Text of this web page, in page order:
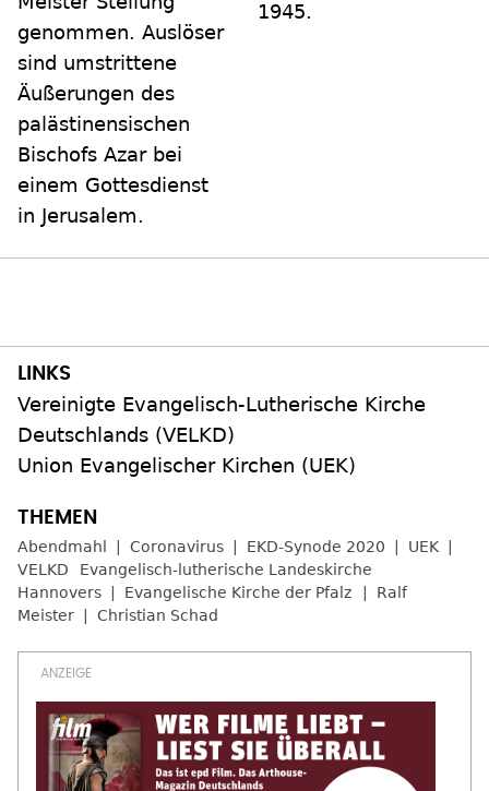
genommen. Auslöser
sind umstrittene
Äußerungen des
palästinensischen
Bischofs Azar bei
einem Gottesdienst
in Jerusalem.
1945.
Vereinigte Evangelisch-Lutherische Kirche
Deutschlands (VELKD)
Union Evangelischer Kirchen (UEK)
Abendmahl Coronavirus EKD-Synode 2020
UEK
VELKD
Evangelisch-lutherische Landeskirche
Hannovers
Evangelische Kirche der Pfalz
Ralf
Meister
Christian Schad